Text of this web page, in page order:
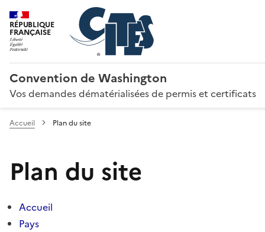
RÉPUBLIQUE
FRANÇAISE
Convention de Washington
Vos demandes dématérialisées de permis et certificats
Accueil Plan du site
Plan du site
Accueil
Pays